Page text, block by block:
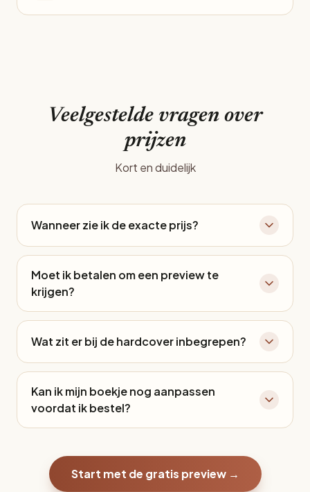
Veelgestelde vragen over
prijzen
Kort en duidelijk
Wanneer zie ik de exacte prijs?
Moet ik betalen om een preview te
krijgen?
Wat zit er bij de hardcover inbegrepen?
Kan ik mijn boekje nog aanpassen
voordat ik bestel?
Start met de gratis preview →